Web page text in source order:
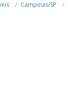
Campinas/SP